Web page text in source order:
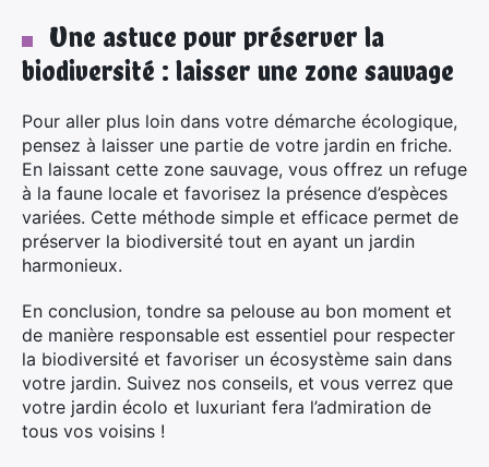
Une astuce pour préserver la
biodiversité : laisser une zone sauvage
Pour aller plus loin dans votre démarche écologique,
pensez à laisser une partie de votre jardin en friche.
En laissant cette zone sauvage, vous offrez un refuge
à la faune locale et favorisez la présence d’espèces
variées. Cette méthode simple et efficace permet de
préserver la biodiversité tout en ayant un jardin
harmonieux.
En conclusion, tondre sa pelouse au bon moment et
de manière responsable est essentiel pour respecter
la biodiversité et favoriser un écosystème sain dans
votre jardin. Suivez nos conseils, et vous verrez que
votre jardin écolo et luxuriant fera l’admiration de
tous vos voisins !